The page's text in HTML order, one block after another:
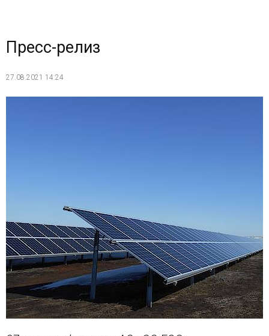
Пресс-релиз
27.08.2021 14:24